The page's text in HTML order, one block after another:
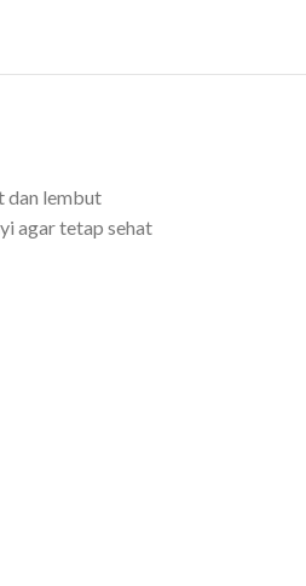
dan lembut
agar tetap sehat